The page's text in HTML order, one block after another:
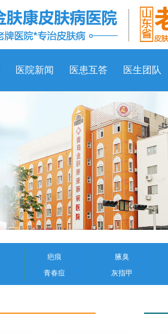
医院新闻 医患互答 医生团队
疤痕
腋臭
青春痘 灰指甲